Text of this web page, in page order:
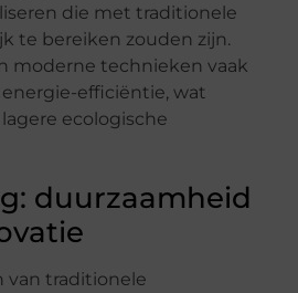
die met traditionele
te bereiken zouden zijn.
moderne technieken vaak
efficiëntie, wat
ecologische
duurzaamheid
van traditionele